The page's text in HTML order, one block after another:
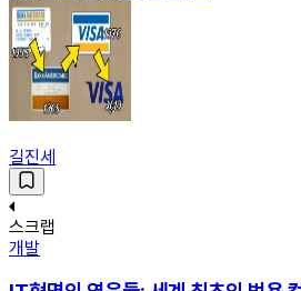
길진세
스크랩
개발